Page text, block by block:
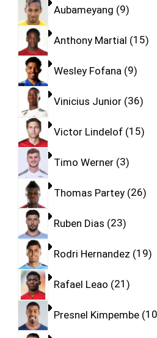
Aubameyang 9
Anthony Martial 15
Wesley Fofana 9
Vinicius Junior 36
Victor Lindelof 15
Timo Werner 3
Thomas Partey 26
Ruben Dias 23
Rodri Hernandez 19
Rafael Leao 21
Presnel Kimpembe 10